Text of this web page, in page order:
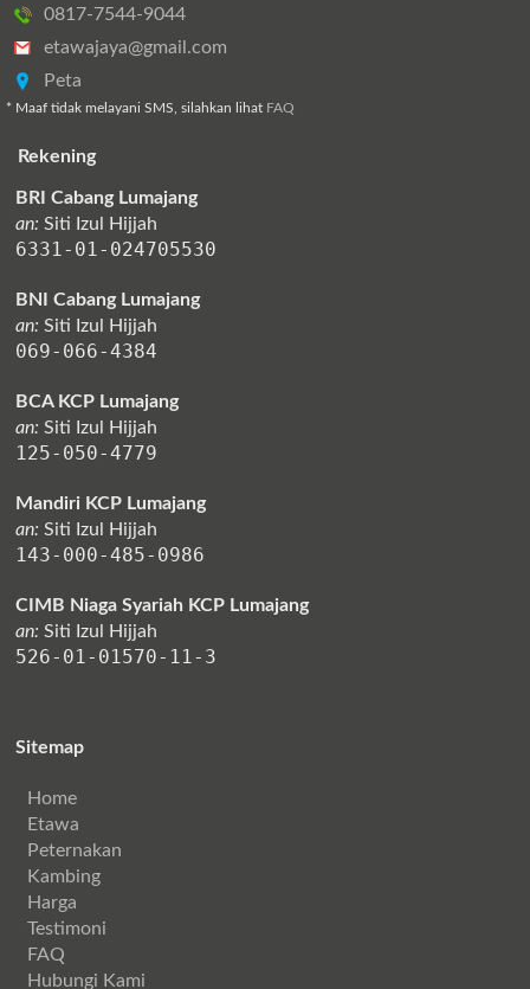
0817-7544-9044
etawajaya@gmail.com
Peta
* Maaf tidak melayani SMS, silahkan lihat FAQ
Rekening
BRI Cabang Lumajang
an: Siti Izul Hijjah
6331-01-024705530
BNI Cabang Lumajang
an: Siti Izul Hijjah
069-066-4384
BCA KCP Lumajang
an: Siti Izul Hijjah
125-050-4779
Mandiri KCP Lumajang
an: Siti Izul Hijjah
143-000-485-0986
CIMB Niaga Syariah KCP Lumajang
an: Siti Izul Hijjah
526-01-01570-11-3
Sitemap
Home
Etawa
Peternakan
Kambing
Harga
Testimoni
FAQ
Hubungi Kami